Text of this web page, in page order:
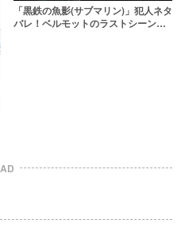
「黒鉄の魚影(サブマリン)」犯人ネタ
バレ！ベルモットのラストシーンの
AD